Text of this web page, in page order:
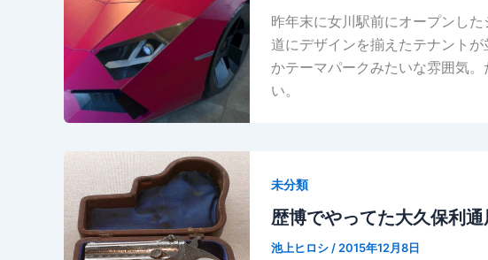
昨年末に女川駅前にオープンし
道にデザインを揃えたテナント
かテーマパークみたいな雰囲気
い。
未分類
歴博でやってた大久保利通
池上ヒロシ/2015年12月8日